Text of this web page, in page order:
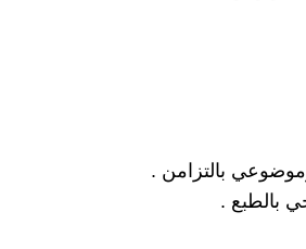
بالتزامن .
بالطبع .